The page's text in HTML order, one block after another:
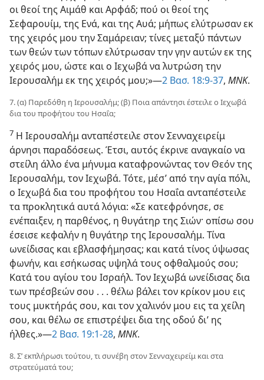
οι θεοί της Αιμάθ και Αρφάδ; πού οι θεοί της
Σεφαρουίμ, της Ενά, και της Αυά; μήπως ελύτρωσαν εκ
της χειρός μου την Σαμάρειαν; τίνες μεταξύ πάντων
των θεών των τόπων ελύτρωσαν την γην αυτών εκ της
χειρός μου, ώστε και ο Ιεχωβά να λυτρώση την
Ιερουσαλήμ εκ της χειρός μου;»​—2 Βασ. 18:9-37, ΜΝΚ.
7. (α) Παρεδόθη η Ιερουσαλήμ; (β) Ποια απάντησι έστειλε ο Ιεχωβά
δια του προφήτου του Ησαΐα;
7 Η Ιερουσαλήμ ανταπέστειλε στον Σενναχειρείμ
άρνησι παραδόσεως. Έτσι, αυτός έκρινε αναγκαίο να
στείλη άλλο ένα μήνυμα καταφρονώντας τον Θεόν της
Ιερουσαλήμ, τον Ιεχωβά. Τότε, μέσ’ από την αγία πόλι,
ο Ιεχωβά δια του προφήτου του Ησαΐα ανταπέστειλε
τα προκλητικά αυτά λόγια: «Σε κατεφρόνησε, σε
ενέπαιξεν, η παρθένος, η θυγάτηρ της Σιών· οπίσω σου
έσεισε κεφαλήν η θυγάτηρ της Ιερουσαλήμ. Τίνα
ωνείδισας και εβλασφήμησας; και κατά τίνος ύψωσας
φωνήν, και εσήκωσας υψηλά τους οφθαλμούς σου;
Κατά του αγίου του Ισραήλ. Τον Ιεχωβά ωνείδισας δια
των πρέσβεών σου . . . θέλω βάλει τον κρίκον μου εις
τους μυκτήράς σου, και τον χαλινόν μου εις τα χείλη
σου, και θέλω σε επιστρέψει δια της οδού δι’ ης
ήλθες.»​—2 Βασ. 19:1-28, ΜΝΚ.
8. Σ’ εκπλήρωσι τούτου, τι συνέβη στον Σενναχειρείμ και στα
στρατεύματά του;